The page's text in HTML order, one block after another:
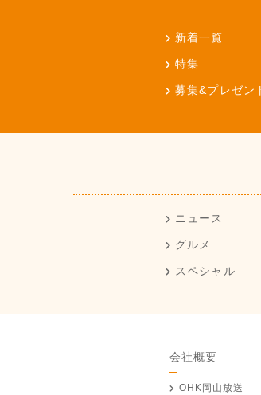
新着一覧
特集
募集&プレゼン
ニュース
グルメ
スペシャル
会社概要
OHK岡山放送